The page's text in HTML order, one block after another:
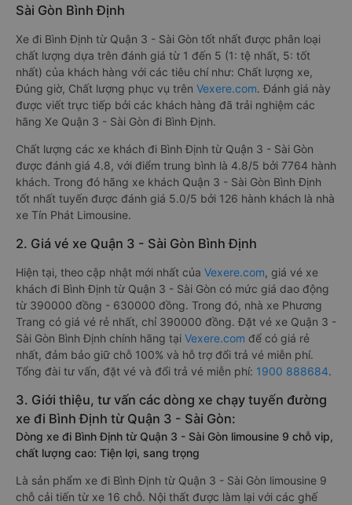
Sài Gòn Bình Định
Xe đi Bình Định từ Quận 3 - Sài Gòn tốt nhất được phân loại
chất lượng dựa trên đánh giá từ 1 đến 5 (1: tệ nhất, 5: tốt
nhất) của khách hàng với các tiêu chí như: Chất lượng xe,
Đúng giờ, Chất lượng phục vụ trên Vexere.com. Đánh giá này
được viết trực tiếp bởi các khách hàng đã trải nghiệm các
hãng Xe Quận 3 - Sài Gòn đi Bình Định.
Chất lượng các xe khách đi Bình Định từ Quận 3 - Sài Gòn
được đánh giá 4.8, với điểm trung bình là 4.8/5 bởi 7764 hành
khách. Trong đó hãng xe khách Quận 3 - Sài Gòn Bình Định
tốt nhất tuyến được đánh giá 5.0/5 bởi 126 hành khách là nhà
xe Tín Phát Limousine.
2. Giá vé xe Quận 3 - Sài Gòn Bình Định
Hiện tại, theo cập nhật mới nhất của Vexere.com, giá vé xe
khách đi Bình Định từ Quận 3 - Sài Gòn có mức giá dao động
từ 390000 đồng - 630000 đồng. Trong đó, nhà xe Phương
Trang có giá vé rẻ nhất, chỉ 390000 đồng. Đặt vé xe Quận 3 -
Sài Gòn Bình Định chính hãng tại Vexere.com để có giá rẻ
nhất, đảm bảo giữ chỗ 100% và hỗ trợ đổi trả vé miễn phí.
Tổng đài tư vấn, đặt vé và đổi trả vé miễn phí: 1900 888684.
3. Giới thiệu, tư vấn các dòng xe chạy tuyến đường
xe đi Bình Định từ Quận 3 - Sài Gòn:
Dòng xe đi Bình Định từ Quận 3 - Sài Gòn limousine 9 chỗ vip,
chất lượng cao: Tiện lợi, sang trọng
Là sản phẩm xe đi Bình Định từ Quận 3 - Sài Gòn limousine 9
chỗ cải tiến từ xe 16 chỗ. Nội thất được làm lại với các ghế